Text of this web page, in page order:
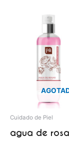
Cuidado de Piel
agua de